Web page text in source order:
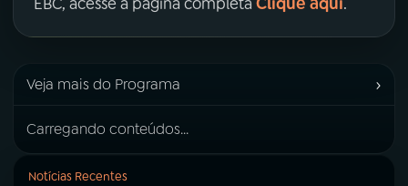
Veja mais do Programa ›
Carregando conteúdos...
Notícias Recentes